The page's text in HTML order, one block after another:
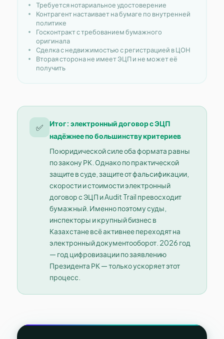
Требуется нотариальное удостоверение
Контрагент настаивает на бумаге по внутренней
политике
Госконтракт с требованием бумажного
оригинала
Сделка с недвижимостью с регистрацией в ЦОН
Вторая сторона не имеет ЭЦП и не может её
получить
✅
Итог: электронный договор с ЭЦП
надёжнее по большинству критериев
По юридической силе оба формата равны
по закону РК. Однако по практической
защите в суде, защите от фальсификации,
скорости и стоимости электронный
договор с ЭЦП и Audit Trail превосходит
бумажный. Именно поэтому суды,
инспекторы и крупный бизнес в
Казахстане всё активнее переходят на
электронный документооборот. 2026 год
— год цифровизации по заявлению
Президента РК — только ускоряет этот
процесс.